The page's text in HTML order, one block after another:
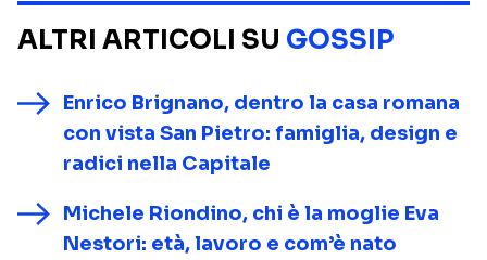
ALTRI ARTICOLI SU GOSSIP
Enrico Brignano, dentro la casa romana
con vista San Pietro: famiglia, design e
radici nella Capitale
Michele Riondino, chi è la moglie Eva
Nestori: età, lavoro e com’è nato